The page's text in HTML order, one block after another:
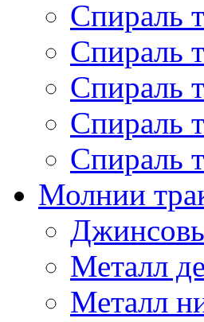
Спираль
Спираль
Спираль
Спираль
Спираль
Молнии
Металл
Металл